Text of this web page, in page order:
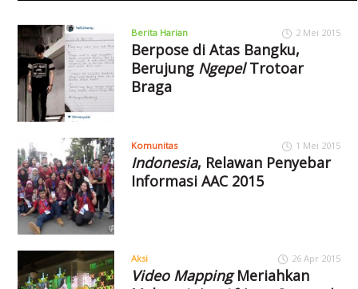
Berita Harian 2 Mei 2015
Berpose di Atas Bangku,
Berujung NgepelTrotoar
Braga
Komunitas 1 Mei 2015
Indonesia, Relawan Penyebar
Informasi AAC 2015
Aksi 26 Apr 2015
Video MappingMeriahkan